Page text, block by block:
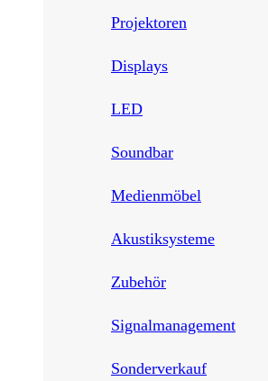
Projektoren
Displays
LED
Soundbar
Medienmöbel
Akustiksysteme
Zubehör
Signalmanagement
Sonderverkauf